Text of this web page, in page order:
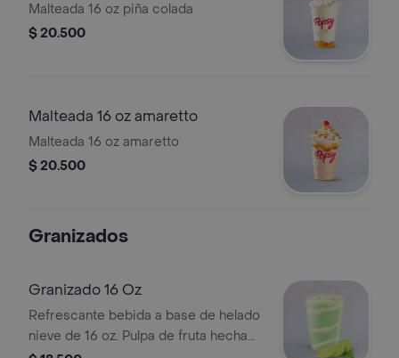
Malteada 16 oz piña colada
$ 20.500
Malteada 16 oz amaretto
Malteada 16 oz amaretto
$ 20.500
Granizados
Granizado 16 Oz
Refrescante bebida a base de helado
nieve de 16 oz. Pulpa de fruta hecha